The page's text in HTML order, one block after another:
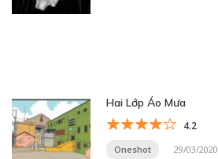
Hai Lớp Áo Mưa
4.2
Oneshot 29/03/2020